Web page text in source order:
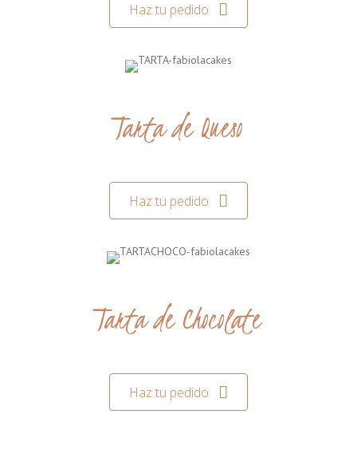
Haz tu pedido
Tarta de Queso
Haz tu pedido
Tarta de Chocolate
Haz tu pedido